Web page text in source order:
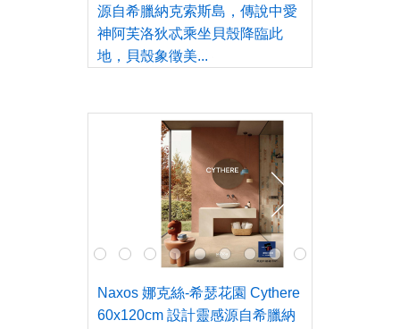
源自希臘納克索斯島，傳說中愛
神阿芙洛狄忒乘坐貝殼降臨此
地，貝殼象徵美...
Naxos 娜克絲-希瑟花園 Cythere
60x120cm 設計靈感源自希臘納